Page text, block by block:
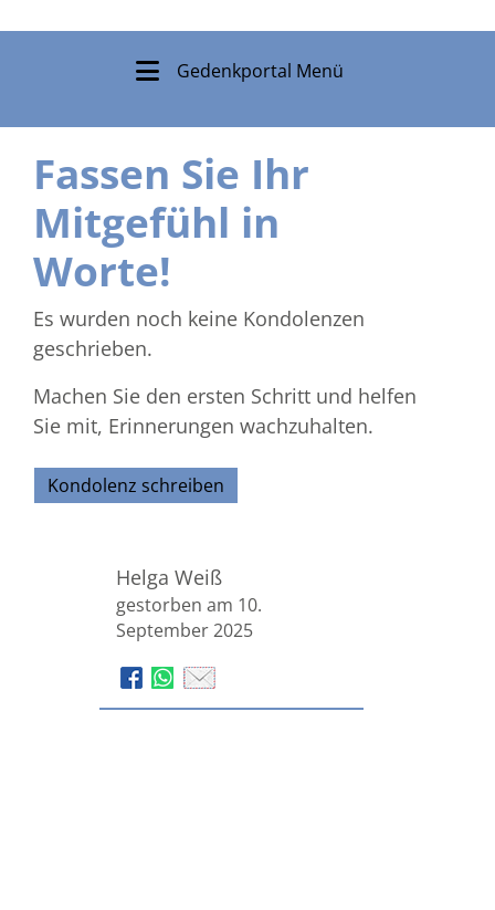
Gedenkportal Menü
Fassen Sie Ihr
Mitgefühl in
Worte!
Es wurden noch keine Kondolenzen
geschrieben.
Machen Sie den ersten Schritt und helfen
Sie mit, Erinnerungen wachzuhalten.
Kondolenz schreiben
Helga Weiß
gestorben am 10.
September 2025